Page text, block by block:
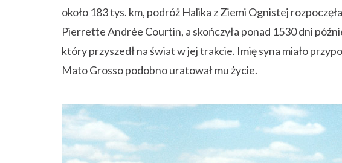
około 183 tys. km, podróż Halika z Ziemi Ognistej
Pierrette Andrée Courtin, a skończyła ponad 1530 dni
który przyszedł na świat w jej trakcie. Imię syna miało
Mato Grosso podobno uratował mu życie.